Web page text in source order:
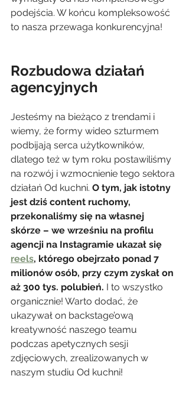
podejścia. W końcu kompleksowość
to nasza przewaga konkurencyjna!
Rozbudowa działań
agencyjnych
Jesteśmy na bieżąco z trendami i
wiemy, że formy wideo szturmem
podbijają serca użytkowników,
dlatego też w tym roku postawiliśmy
na rozwój i wzmocnienie tego sektora
działań Od kuchni. O tym, jak istotny
jest dziś content ruchomy,
przekonaliśmy się na własnej
skórze – we wrześniu na profilu
agencji na Instagramie ukazał się
reels, którego obejrzało ponad 7
milionów osób, przy czym zyskał on
aż 300 tys. polubień. I to wszystko
organicznie! Warto dodać, że
ukazywał on backstage’ową
kreatywność naszego teamu
podczas apetycznych sesji
zdjęciowych, zrealizowanych w
naszym studiu Od kuchni!